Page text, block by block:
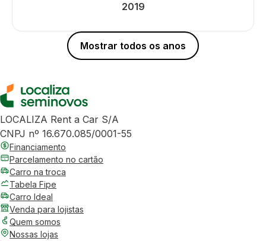
2019
Mostrar todos os anos
LOCALIZA Rent a Car S/A
CNPJ nº 16.670.085/0001-55
Financiamento
Parcelamento no cartão
Carro na troca
Tabela Fipe
Carro Ideal
Venda para lojistas
Quem somos
Nossas lojas